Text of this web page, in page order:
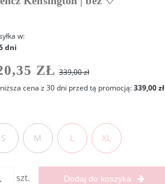
w:
dni
ZŁ 339,00 zł
cena z 30 dni przed tą promocją:339,00 zł
30 dni, wyświetlana jest najniższa cena od
momentu, kiedy produkt pojawił się w
sprzedaży.
S M L XL
szt. Dodaj do koszyka